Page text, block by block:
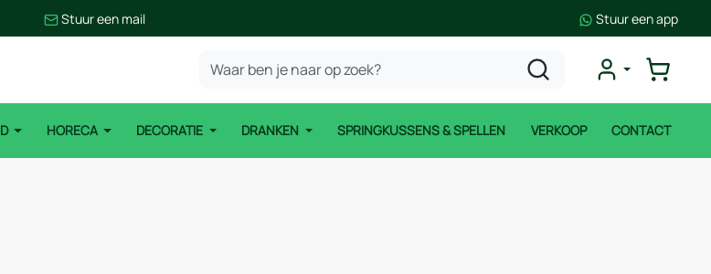
Stuur een mail Stuur een app
HORECA DECORATIE DRANKEN SPRINGKUSSENS & SPELLEN VERKOOP CONTACT